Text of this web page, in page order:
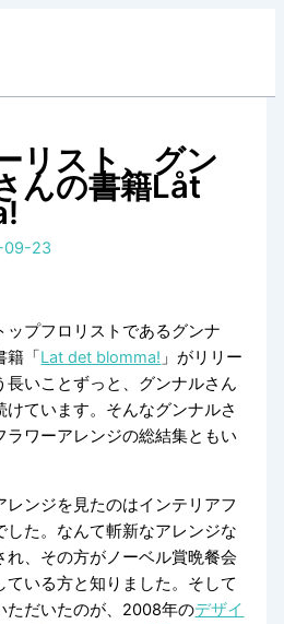
リスト、グン
んの書籍Låt
09-23
ップフロリストであるグンナ
籍「Lat det blomma! 」がリリー
長いことずっと、グンナルさん
ています。そんなグンナルさ
ラワーアレンジの総結集ともい
ンジを見たのはインテリアフ
した。なんて斬新なアレンジな
れ、その方がノーベル賞晩餐会
いる方と知りました。そして
ただいたのが、2008年のデザイ